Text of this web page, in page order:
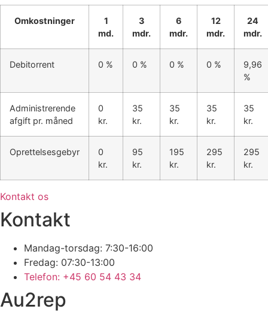
Omkostninger
1
md.
3
mdr.
6
mdr.
12
mdr.
24
mdr.
Debitorrent 0 % 0 % 0 % 0 %
9,96
%
Administrerende
afgift pr. måned
0
kr.
35
kr.
35
kr.
35
kr.
35
kr.
Oprettelsesgebyr
0
kr.
95
kr.
195
kr.
295
kr.
295
kr.
Kontakt os
Kontakt
Mandag-torsdag: 7:30-16:00
Fredag: 07:30-13:00
Telefon: +45 60 54 43 34
Au2rep